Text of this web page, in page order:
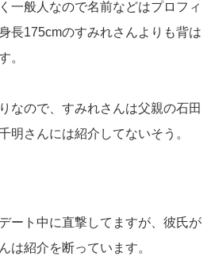
一般人なので名前などはプロフィ
長175cmのすみれさんよりも背は
。
なので、すみれさんは父親の石田
明さんには紹介してないそう。
ート中に直撃してますが、彼氏が
は紹介を断っています。